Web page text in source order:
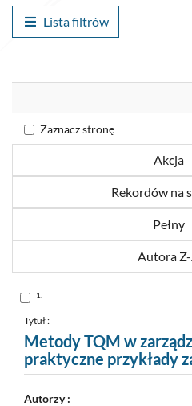
Lista filtrów
Zaznacz stronę
Akcja
Rekordów na
Pełny
Autora
Skocz
do
nr
1
1.
Tytuł :
Metody TQM w
praktyczne przykłady
Autorzy :